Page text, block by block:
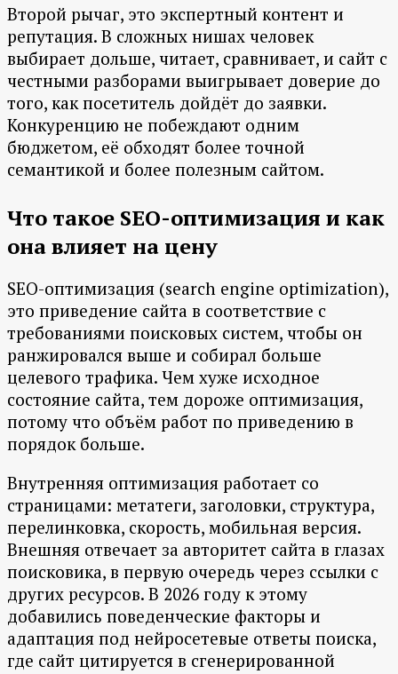
Второй рычаг, это экспертный контент и
репутация. В сложных нишах человек
выбирает дольше, читает, сравнивает, и сайт с
честными разборами выигрывает доверие до
того, как посетитель дойдёт до заявки.
Конкуренцию не побеждают одним
бюджетом, её обходят более точной
семантикой и более полезным сайтом.
Что такое SEO-оптимизация и как
она влияет на цену
SEO-оптимизация (search engine optimization),
это приведение сайта в соответствие с
требованиями поисковых систем, чтобы он
ранжировался выше и собирал больше
целевого трафика. Чем хуже исходное
состояние сайта, тем дороже оптимизация,
потому что объём работ по приведению в
порядок больше.
Внутренняя оптимизация работает со
страницами: метатеги, заголовки, структура,
перелинковка, скорость, мобильная версия.
Внешняя отвечает за авторитет сайта в глазах
поисковика, в первую очередь через ссылки с
других ресурсов. В 2026 году к этому
добавились поведенческие факторы и
адаптация под нейросетевые ответы поиска,
где сайт цитируется в сгенерированной